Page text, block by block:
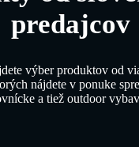
predajcov
výber produktov od
nájdete v ponuke
a tiež outdoor